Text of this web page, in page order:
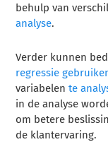
behulp van
analyse.
Verder kunnen
regressie
variabelente
in de analyse
om betere
de klantervaring.